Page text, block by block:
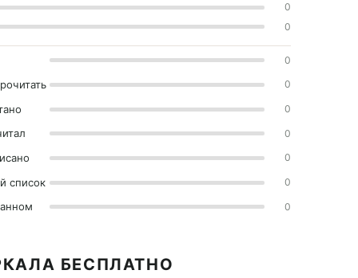
0
0
0
0
0
0
0
список 0
0
БЕСПЛАТНО